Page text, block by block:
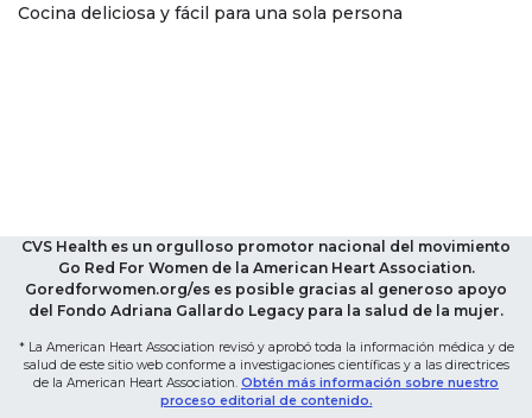
Cocina deliciosa y fácil para una sola persona
CVS Health es un orgulloso promotor nacional del movimiento
Go Red For Women de la American Heart Association.
Goredforwomen.org/es es posible gracias al generoso apoyo
del Fondo Adriana Gallardo Legacy para la salud de la mujer.
* La American Heart Association revisó y aprobó toda la información médica y de
salud de este sitio web conforme a investigaciones científicas y a las directrices
de la American Heart Association. Obtén más información sobre nuestro
proceso editorial de contenido.